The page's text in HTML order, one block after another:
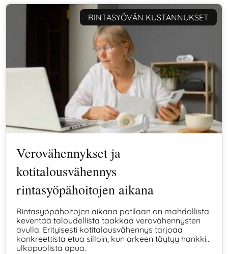
RINTASYÖVÄN KUSTANNUKSET
Verovähennykset ja
kotitalousvähennys
rintasyöpähoitojen aikana
Rintasyöpähoitojen aikana potilaan on mahdollista
keventää taloudellista taakkaa verovähennysten
avulla. Erityisesti kotitalousvähennys tarjoaa
konkreettista etua silloin, kun arkeen täytyy hankkia
ulkopuolista apua.